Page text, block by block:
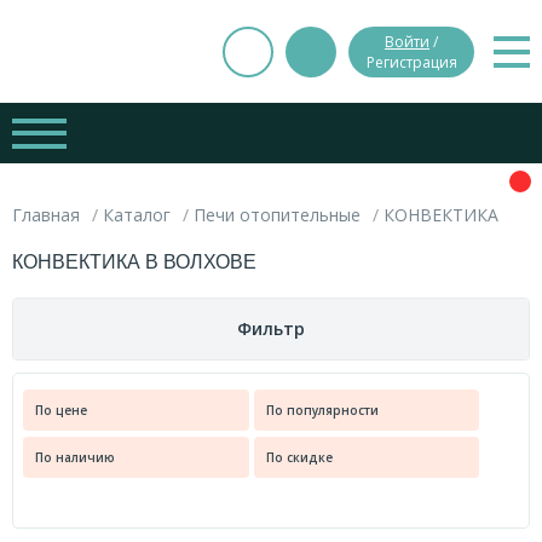
Войти /
Регистрация
Главная Каталог Печи отопительные КОНВЕКТИКА
КОНВЕКТИКА В ВОЛХОВЕ
Фильтр
Цена
Вес
Брэнд
По цене По популярности
По наличию По скидке